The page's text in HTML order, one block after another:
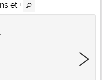
et +